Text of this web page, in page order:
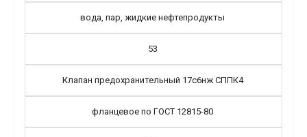
вода, пар, жидкие нефтепродукты
53
Клапан предохранительный 17с6нж СППК4
фланцевое по ГОСТ 12815-80